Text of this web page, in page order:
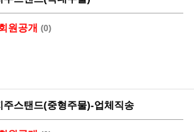
원공개 (0)
주스탠드(중형주물)-업체직송